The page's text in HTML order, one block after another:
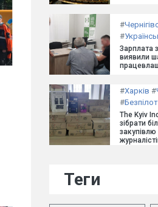
#
#
Зарплата
виявили
#Харків #
#
The Kyiv
зібрати
закупівлю
Теги